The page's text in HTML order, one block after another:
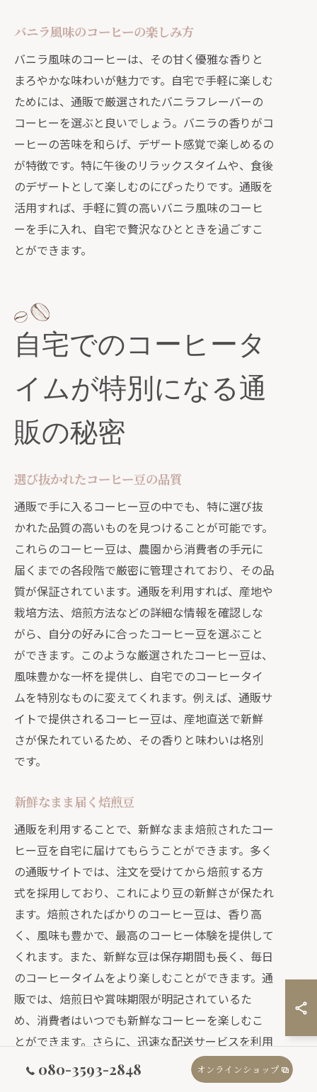
バニラ風味のコーヒーの楽しみ方
バニラ風味のコーヒーは、その甘く優雅な香りと
まろやかな味わいが魅力です。自宅で手軽に楽しむ
ためには、通販で厳選されたバニラフレーバーの
コーヒーを選ぶと良いでしょう。バニラの香りがコ
ーヒーの苦味を和らげ、デザート感覚で楽しめるの
が特徴です。特に午後のリラックスタイムや、食後
のデザートとして楽しむのにぴったりです。通販を
活用すれば、手軽に質の高いバニラ風味のコーヒ
ーを手に入れ、自宅で贅沢なひとときを過ごすこ
とができます。
自宅でのコーヒータ
イムが特別になる通
販の秘密
選び抜かれたコーヒー豆の品質
通販で手に入るコーヒー豆の中でも、特に選び抜
かれた品質の高いものを見つけることが可能です。
これらのコーヒー豆は、農園から消費者の手元に
届くまでの各段階で厳密に管理されており、その品
質が保証されています。通販を利用すれば、産地や
栽培方法、焙煎方法などの詳細な情報を確認しな
がら、自分の好みに合ったコーヒー豆を選ぶこと
ができます。このような厳選されたコーヒー豆は、
風味豊かな一杯を提供し、自宅でのコーヒータイ
ムを特別なものに変えてくれます。例えば、通販サ
イトで提供されるコーヒー豆は、産地直送で新鮮
さが保たれているため、その香りと味わいは格別
です。
新鮮なまま届く焙煎豆
通販を利用することで、新鮮なまま焙煎されたコー
ヒー豆を自宅に届けてもらうことができます。多く
の通販サイトでは、注文を受けてから焙煎する方
式を採用しており、これにより豆の新鮮さが保たれ
ます。焙煎されたばかりのコーヒー豆は、香り高
く、風味も豊かで、最高のコーヒー体験を提供して
くれます。また、新鮮な豆は保存期間も長く、毎日
のコーヒータイムをより楽しむことができます。通
販では、焙煎日や賞味期限が明記されているた
め、消費者はいつでも新鮮なコーヒーを楽しむこ
とができます。さらに、迅速な配送サービスを利用
することで、焙煎後すぐに届けられるため、最もお
いしい状態でコーヒーを味わうことができるので
080-3593-2848 オンラインショップ